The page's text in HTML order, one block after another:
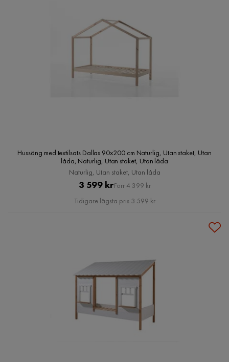
Hussäng med textilsats Dallas 90x200 cm Naturlig, Utan staket, Utan
låda, Naturlig, Utan staket, Utan låda
Naturlig, Utan staket, Utan låda
Pris
3 599 krOriginal
Pris
Förr 4 399 kr
Tidigare lägsta pris 3 599 kr